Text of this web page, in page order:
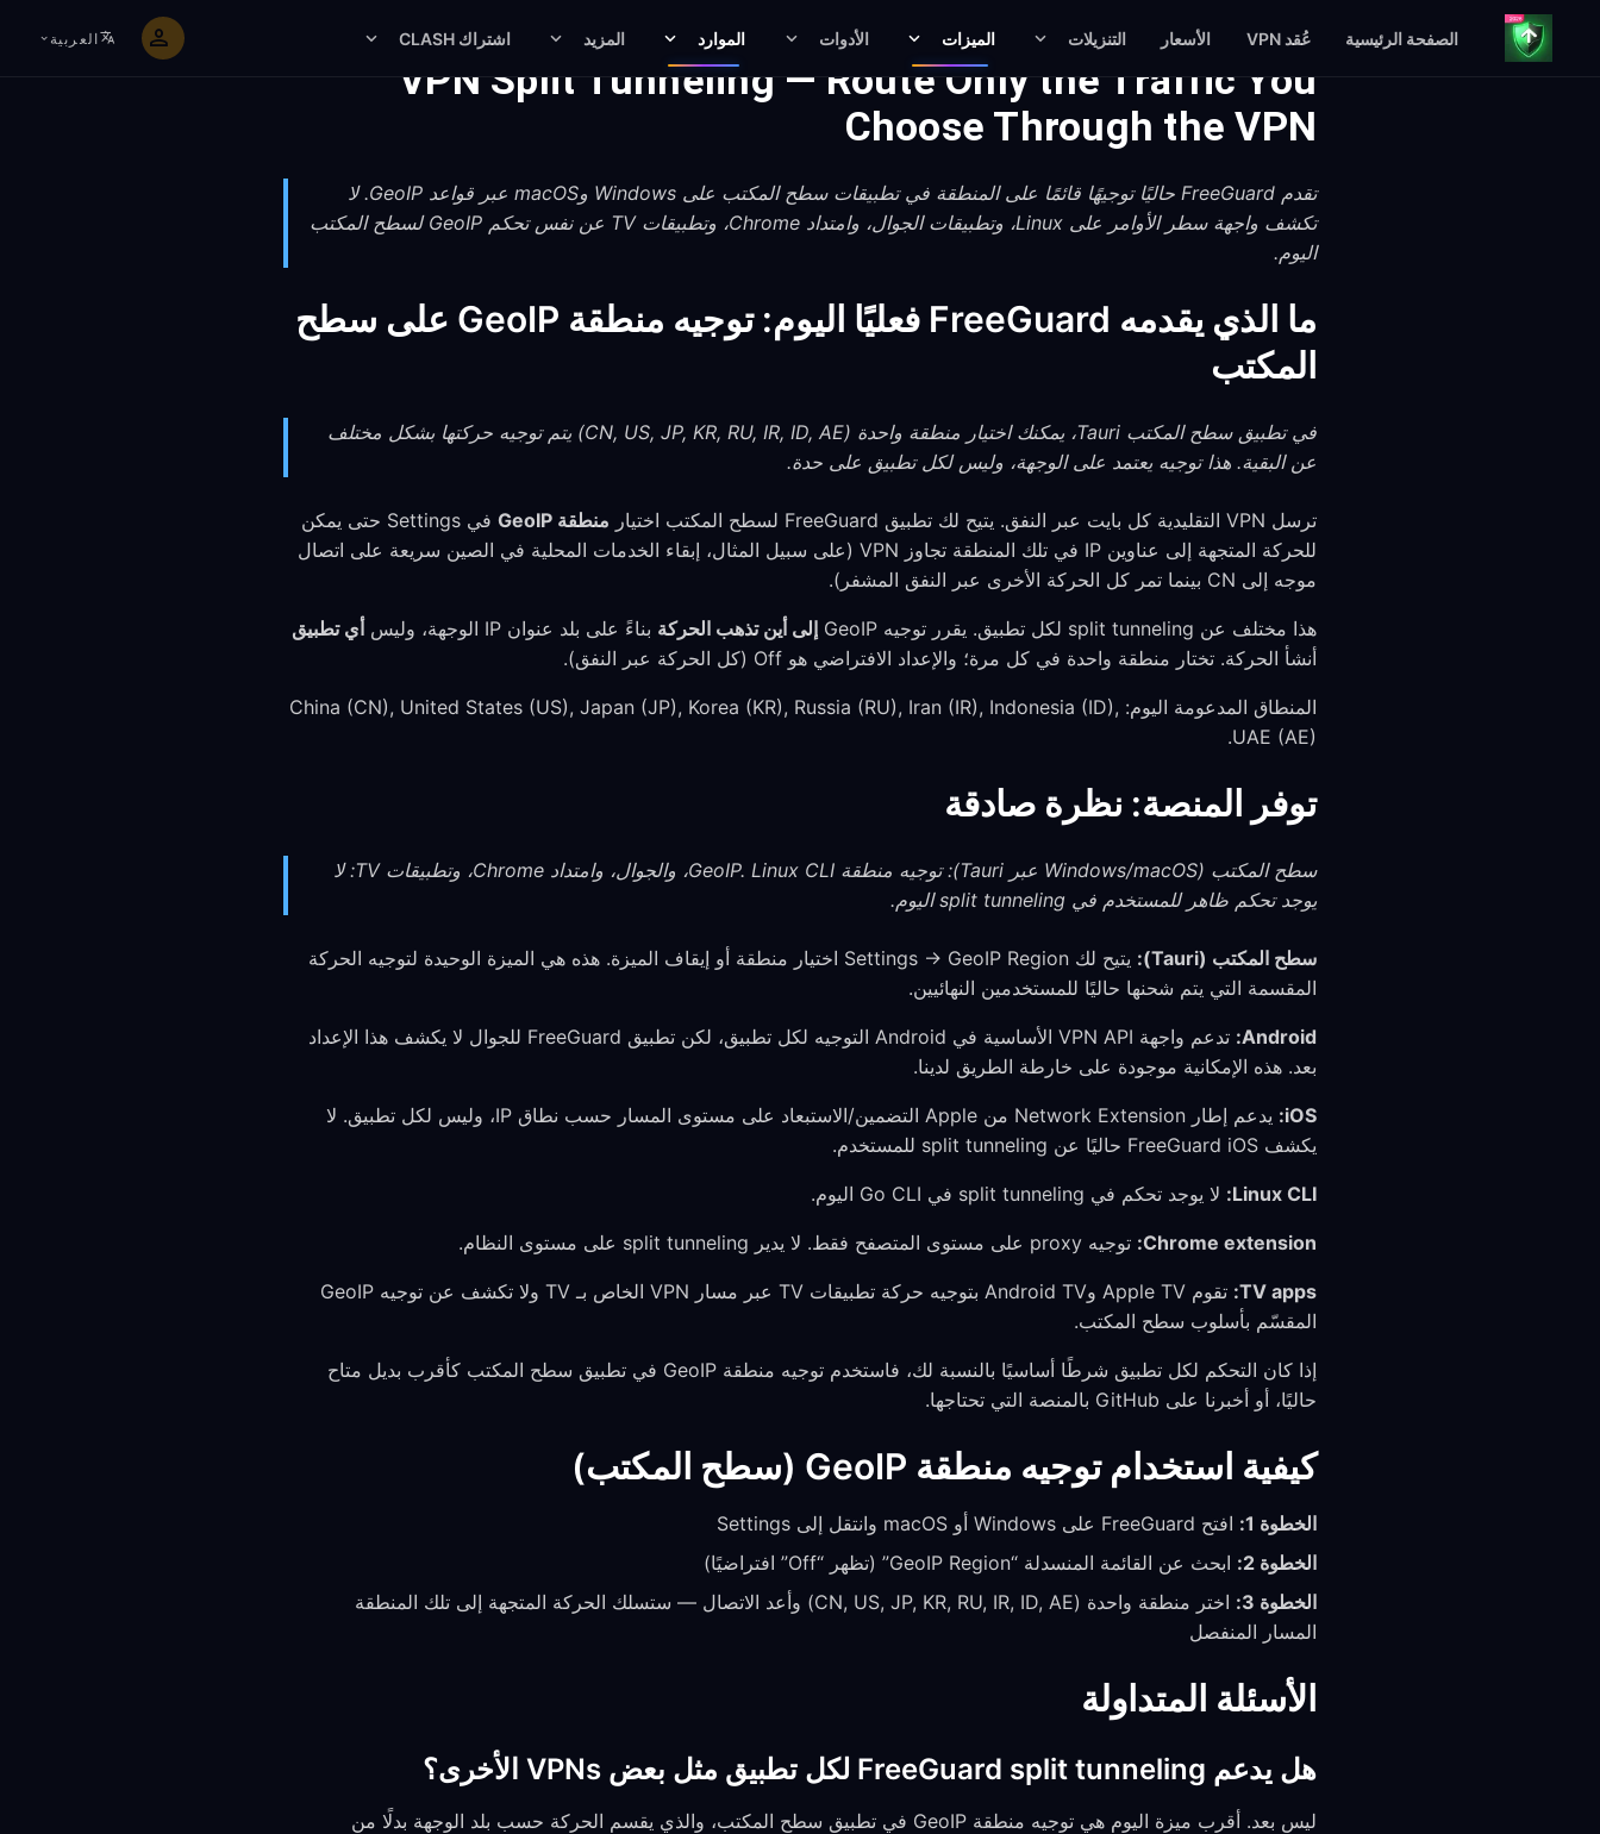
الصفحة الرئيسية عُقد VPN الأسعار التنزيلات الميزات الأدوات الموارد المزيد اشتراك CLASH العربية
VPN Split Tunneling — Route Only the Traffic You
Choose Through the VPN
تقدم FreeGuard حاليًا توجيهًا قائمًا على المنطقة في تطبيقات سطح المكتب على Windows وmacOS عبر قواعد GeoIP. لا
تكشف واجهة سطر الأوامر على Linux، وتطبيقات الجوال، وامتداد Chrome، وتطبيقات TV عن نفس تحكم GeoIP لسطح المكتب
اليوم.
ما الذي يقدمه FreeGuard فعليًا اليوم: توجيه منطقة GeoIP على سطح
المكتب
في تطبيق سطح المكتب Tauri، يمكنك اختيار منطقة واحدة (CN, US, JP, KR, RU, IR, ID, AE) يتم توجيه حركتها بشكل مختلف
عن البقية. هذا توجيه يعتمد على الوجهة، وليس لكل تطبيق على حدة.
ترسل VPN التقليدية كل بايت عبر النفق. يتيح لك تطبيق FreeGuard لسطح المكتب اختيار منطقة GeoIP
في Settings حتى يمكن
للحركة المتجهة إلى عناوين IP في تلك المنطقة تجاوز VPN (على سبيل المثال، إبقاء الخدمات المحلية في الصين سريعة على اتصال
موجه إلى CN بينما تمر كل الحركة الأخرى عبر النفق المشفر).
هذا مختلف عن split tunneling لكل تطبيق. يقرر توجيه GeoIP إلى أين تذهب الحركة بناءً على بلد عنوان IP الوجهة، وليس
أي تطبيق
أنشأ الحركة. تختار منطقة واحدة في كل مرة؛ والإعداد الافتراضي هو Off (كل الحركة عبر النفق).
المنطاق المدعومة اليوم: China (CN), United States (US), Japan (JP), Korea (KR), Russia (RU), Iran (IR), Indonesia (ID),
UAE (AE).
توفر المنصة: نظرة صادقة
سطح المكتب (Windows/macOS عبر Tauri): توجيه منطقة GeoIP. Linux CLI، والجوال، وامتداد Chrome، وتطبيقات TV: لا
يوجد تحكم ظاهر للمستخدم في split tunneling اليوم.
سطح المكتب (Tauri):
يتيح لك Settings → GeoIP Region اختيار منطقة أو إيقاف الميزة. هذه هي الميزة الوحيدة لتوجيه الحركة
المقسمة التي يتم شحنها حاليًا للمستخدمين النهائيين.
Android:
تدعم واجهة VPN API الأساسية في Android التوجيه لكل تطبيق، لكن تطبيق FreeGuard للجوال لا يكشف هذا الإعداد
بعد. هذه الإمكانية موجودة على خارطة الطريق لدينا.
iOS:
يدعم إطار Network Extension من Apple التضمين/الاستبعاد على مستوى المسار حسب نطاق IP، وليس لكل تطبيق. لا
يكشف FreeGuard iOS حاليًا عن split tunneling للمستخدم.
Linux CLI: لا يوجد تحكم في split tunneling في Go CLI اليوم.
Chrome extension: توجيه proxy على مستوى المتصفح فقط. لا يدير split tunneling على مستوى النظام.
TV apps:
تقوم Apple TV وAndroid TV بتوجيه حركة تطبيقات TV عبر مسار VPN الخاص بـ TV ولا تكشف عن توجيه GeoIP
المقسّم بأسلوب سطح المكتب.
إذا كان التحكم لكل تطبيق شرطًا أساسيًا بالنسبة لك، فاستخدم توجيه منطقة GeoIP في تطبيق سطح المكتب كأقرب بديل متاح
حاليًا، أو أخبرنا على GitHub بالمنصة التي تحتاجها.
كيفية استخدام توجيه منطقة GeoIP (سطح المكتب)
الخطوة 1:
افتح FreeGuard على Windows أو macOS وانتقل إلى Settings
الخطوة 2:
ابحث عن القائمة المنسدلة “GeoIP Region” (تظهر “Off” افتراضيًا)
الخطوة 3:
اختر منطقة واحدة (CN, US, JP, KR, RU, IR, ID, AE) وأعد الاتصال — ستسلك الحركة المتجهة إلى تلك المنطقة
المسار المنفصل
الأسئلة المتداولة
هل يدعم FreeGuard split tunneling لكل تطبيق مثل بعض VPNs الأخرى؟
ليس بعد. أقرب ميزة اليوم هي توجيه منطقة GeoIP في تطبيق سطح المكتب، والذي يقسم الحركة حسب بلد الوجهة بدلًا من